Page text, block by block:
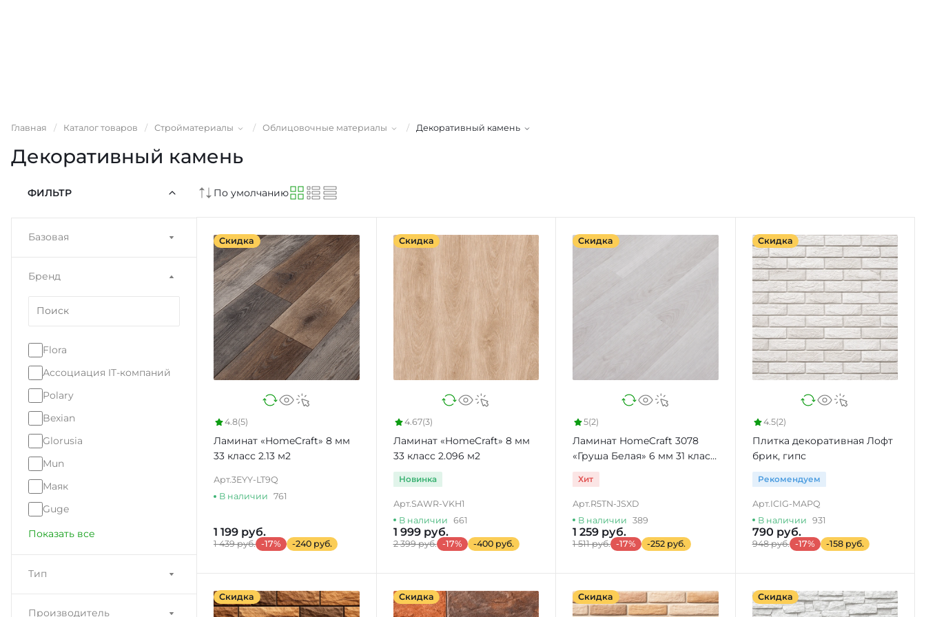
Главная / Каталог товаров / Стройматериалы / Облицовочные материалы / Декоративный камень
Декоративный камень
ФИЛЬТР
Базовая
Бренд
Flora
Ассоциация IT-компаний
Polary
Bexian
Glorusia
Mun
Маяк
Guge
Показать все
Тип
Производитель
По умолчанию
Скидка
4.8(5)
Ламинат «HomeCraft» 8 мм
33 класс 2.13 м2
Арт.3EYY-LT9Q
В наличии 761
1 199 руб.
1 439 руб. -17% -240 руб.
Скидка
4.67(3)
Ламинат «HomeCraft» 8 мм
33 класс 2.096 м2
Новинка
Арт. SAWR-VKH1
В наличии 661
1 999 руб.
2 399 руб. -17% -400 руб.
Скидка
5(2)
Ламинат HomeCraft 3078
«Груша Белая» 6 мм 31 класс
2.66 м2
Хит
Арт. R5TN-JSXD
В наличии 389
1 259 руб.
1 511 руб. -17% -252 руб.
Скидка
4.5(2)
Плитка декоративная Лофт
брик, гипс
Рекомендуем
Арт. ICIG-MAPQ
В наличии 931
790 руб.
948 руб. -17% -158 руб.
Скидка Скидка Скидка Скидка